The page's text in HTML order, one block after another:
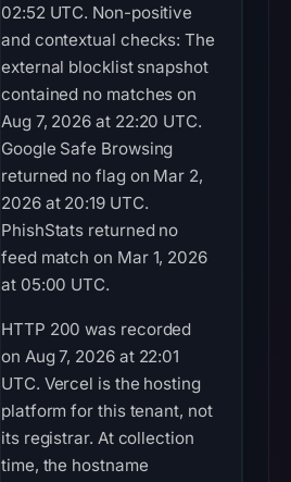
02:52 UTC. Non-positive
and contextual checks: The
external blocklist snapshot
contained no matches on
Aug 7, 2026 at 22:20 UTC.
Google Safe Browsing
returned no flag on Mar 2,
2026 at 20:19 UTC.
PhishStats returned no
feed match on Mar 1, 2026
at 05:00 UTC.
HTTP 200 was recorded
on Aug 7, 2026 at 22:01
UTC. Vercel is the hosting
platform for this tenant, not
its registrar. At collection
time, the hostname